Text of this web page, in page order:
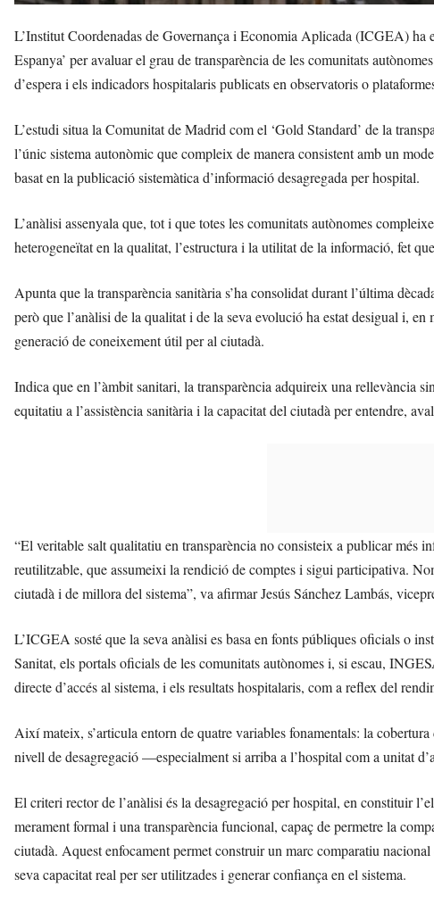
L’Institut Coordenadas de Governança i Economia Aplicada (ICGEA) ha
Espanya’ per avaluar el grau de transparència de les comunitats
d’espera i els indicadors hospitalaris publicats en observatoris o
L’estudi situa la Comunitat de Madrid com el ‘Gold Standard’ de la
l’únic sistema autonòmic que compleix de manera consistent amb un
basat en la publicació sistemàtica d’informació desagregada per hospital.
L’anàlisi assenyala que, tot i que totes les comunitats autònomes
heterogeneïtat en la qualitat, l’estructura i la utilitat de la informació, fet
Apunta que la transparència sanitària s’ha consolidat durant l’última
però que l’anàlisi de la qualitat i de la seva evolució ha estat desigual i,
generació de coneixement útil per al ciutadà.
Indica que en l’àmbit sanitari, la transparència adquireix una rellevància
equitatiu a l’assistència sanitària i la capacitat del ciutadà per entendre,
“El veritable salt qualitatiu en transparència no consisteix a publicar més
reutilitzable, que assumeixi la rendició de comptes i sigui participativa.
ciutadà i de millora del sistema”, va afirmar Jesús Sánchez Lambás,
L’ICGEA sosté que la seva anàlisi es basa en fonts públiques oficials o
Sanitat, els portals oficials de les comunitats autònomes i, si escau,
directe d’accés al sistema, i els resultats hospitalaris, com a reflex del
Així mateix, s’articula entorn de quatre variables fonamentals: la
nivell de desagregació —especialment si arriba a l’hospital com a unitat
El criteri rector de l’anàlisi és la desagregació per hospital, en constituir
merament formal i una transparència funcional, capaç de permetre la
ciutadà. Aquest enfocament permet construir un marc comparatiu
seva capacitat real per ser utilitzades i generar confiança en el sistema.